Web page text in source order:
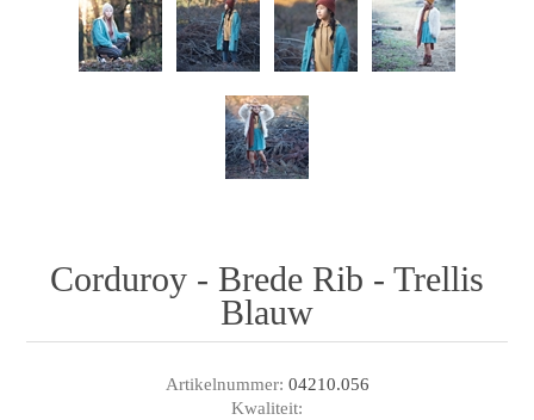
Corduroy - Brede Rib - Trellis
Blauw
Artikelnummer: 04210.056
Kwaliteit: